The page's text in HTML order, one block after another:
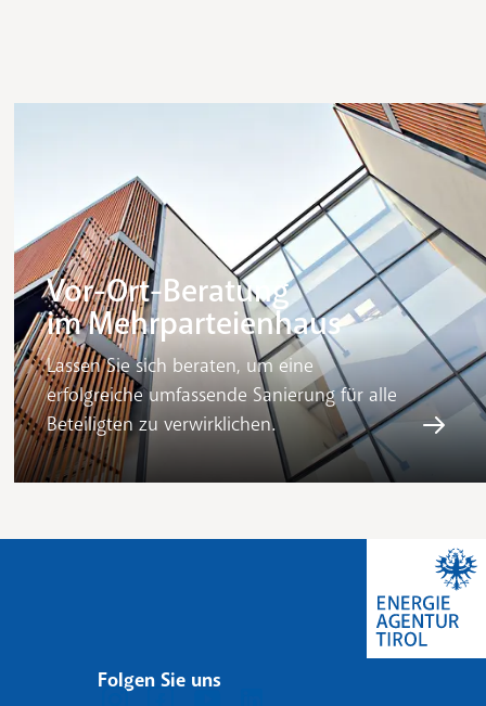
Vor-Ort-Beratung
im Mehrparteienhaus
Lassen Sie sich beraten, um eine
erfolgreiche umfassende Sanierung für alle
Beteiligten zu verwirklichen.
Folgen Sie uns